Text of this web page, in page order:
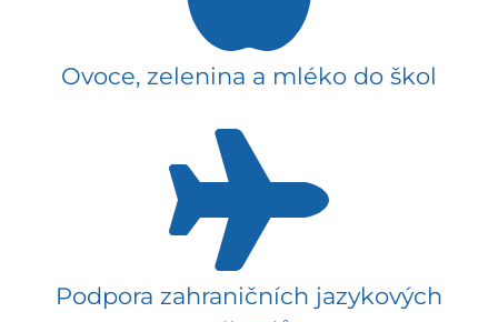
Ovoce, zelenina a mléko do škol
Podpora zahraničních jazykových